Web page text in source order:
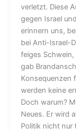
verletzt. Diese
gegen Israel
erinnern uns,
bei Anti-Israel-
feiges Schwein,
gab
Konsequenzen
werden keine
Doch warum?
Neues. Er wird
Politik nicht nur